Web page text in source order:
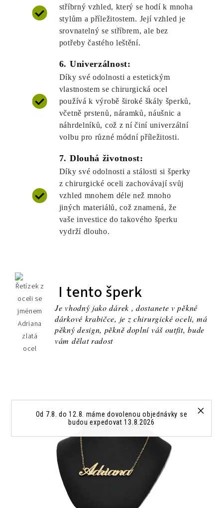
Od 7.8. do 12.8. máme dovolenou objednávky se
budou expedovat 13.8.2026
stříbrný vzhled, který se hodí k mnoha
stylům a příležitostem. Její vzhled je
srovnatelný se stříbrem, ale bez
potřeby častého leštění.
6. Univerzálnost:
Díky své odolnosti a estetickým
vlastnostem se chirurgická ocel
používá k výrobě široké škály šperků,
včetně prstenů, náramků, náušnic a
náhrdelníků, což z ní činí univerzální
volbu pro různé módní příležitosti.
7. Dlouhá životnost:
Díky své odolnosti a stálosti si šperky
z chirurgické oceli zachovávají svůj
vzhled mnohem déle než mnoho
jiných materiálů, což znamená, že
vaše investice do takového šperku
vydrží dlouho.
I tento šperk
Je vhodný jako dárek , dostanete v pěkné
dárkové krabičce, je z chirurgické oceli, má
pěkný design, pěkně doplní váš outfit, bude
vám dělat radost